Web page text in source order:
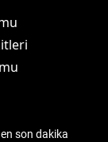
son dakika